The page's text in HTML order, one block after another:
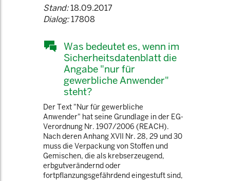
Stand:18.09.2017
Dialog:17808
Was bedeutet es, wenn im
Sicherheitsdatenblatt die
Angabe "nur für
gewerbliche Anwender"
steht?
Der Text "Nur für gewerbliche
Anwender" hat seine Grundlage in der EG-
Verordnung Nr. 1907/2006 (REACH).
Nach deren Anhang XVII Nr. 28, 29 und 30
muss die Verpackung von Stoffen und
Gemischen, die als krebserzeugend,
erbgutverändernd oder
fortpflanzungsgefährdend eingestuft sind,